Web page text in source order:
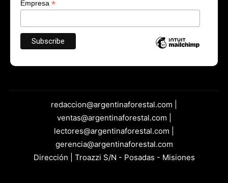
Empresa *
redaccion@argentinaforestal.com |
ventas@argentinaforestal.com |
lectores@argentinaforestal.com |
gerencia@argentinaforestal.com
Dirección | Troazzi S/N - Posadas - Misiones